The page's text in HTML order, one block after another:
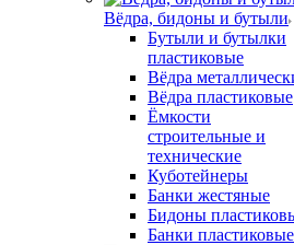
Вёдра, бидоны и бутыли
Бутыли и бутылки
пластиковые
Вёдра
Вёдра пластиковые
Ёмкости
строительные и
технические
Куботейнеры
Банки жестяные
Бидоны
Банки пластиковые